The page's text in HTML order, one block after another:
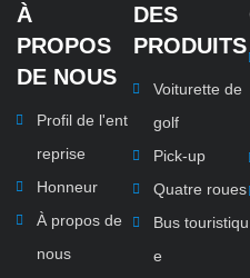
À
PROPOS
DE NOUS
Profil de l'ent
reprise
Honneur
À propos de
nous
DES
PRODUITS
Voiturette de
golf
Pick-up
Quatre roues
Bus touristiqu
e